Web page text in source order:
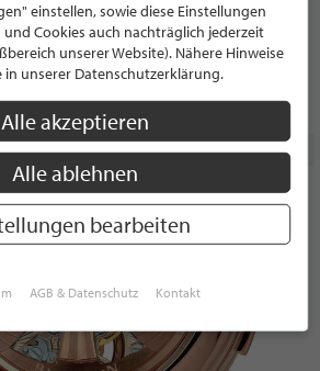
einstellen, sowie diese Einstellungen
Cookies auch nachträglich jederzeit
unserer Website). Nähere Hinweise
in unserer Datenschutzerklärung.
Alle akzeptieren
Alle ablehnen
bearbeiten
AGB & Datenschutz Kontakt